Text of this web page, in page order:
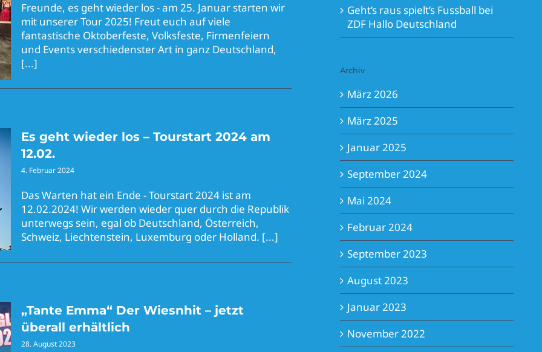
Freunde, es geht wieder los - am 25. Januar starten wir
mit unserer Tour 2025! Freut euch auf viele
fantastische Oktoberfeste, Volksfeste, Firmenfeiern
und Events verschiedenster Art in ganz Deutschland,
[...]
Es geht wieder los – Tourstart 2024 am
12.02.
4. Februar 2024
Das Warten hat ein Ende - Tourstart 2024 ist am
12.02.2024! Wir werden wieder quer durch die Republik
unterwegs sein, egal ob Deutschland, Österreich,
Schweiz, Liechtenstein, Luxemburg oder Holland. [...]
„Tante Emma“ Der Wiesnhit – jetzt
überall erhältlich
28. August 2023
Geht’s raus spielt’s Fussball bei
ZDF Hallo Deutschland
Archiv
März 2026
März 2025
Januar 2025
September 2024
Mai 2024
Februar 2024
September 2023
August 2023
Januar 2023
November 2022